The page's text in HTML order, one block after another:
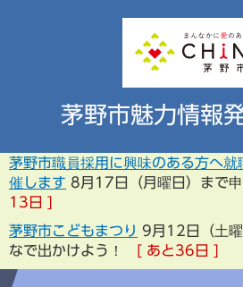
茅野市魅力情報
茅野市職員採用に興味のある方へ就
催します 8月17日（月曜日）まで申
13 日
茅野市こどもまつり 9月12日（土
なで出かけよう！
あと36 日